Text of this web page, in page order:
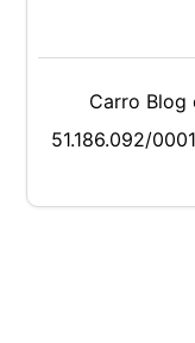
Carro Blog
51.186.092/